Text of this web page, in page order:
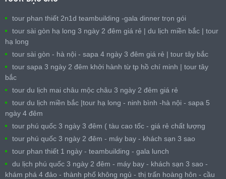
tour phan thiết 2n1d teambuilding -gala dinner trọn gói
tour sài gòn hạ long 3 ngày 2 đêm giá rẻ | du lịch miền bắc | tour
hạ long
tour sài gòn - hà nội - sapa 4 ngày 3 đêm giá rẻ | tour tây bắc
tour sapa 3 ngày 2 đêm khởi hành từ tp hồ chí minh | tour tây
bắc
tour du lịch mai châu mộc châu 3 ngày 2 đêm giá rẻ
tour du lịch miền bắc |tour hạ long - ninh bình -hà nội - sapa 5
ngày 4 đêm
tour phú quốc 3 ngày 3 đêm ( tàu cao tốc - giá rẻ chất lượng
tour phú quốc 3 ngày 2 đêm - máy bay - khách sạn 3 sao
tour phan thiết 1 ngày - teambuilding - gala lunch
du lịch phú quốc 3 ngày 2 đêm - máy bay - khách sạn 3 sao -
khám phá 4 đảo - thành phố không ngủ - thị trấn hoàng hôn - cầu